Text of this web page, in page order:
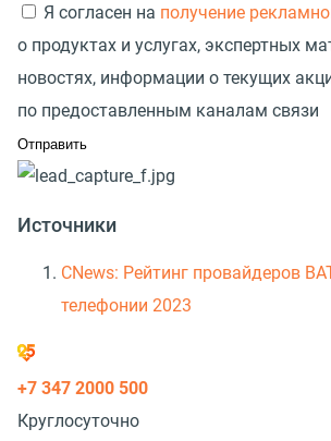
Я согласен на получение
о продуктах и услугах, экспертных
новостях, информации о текущих
по предоставленным каналам связи
Источники
CNews: Рейтинг провайдеров
телефонии 2023
+7 347 2000 500
Круглосуточно